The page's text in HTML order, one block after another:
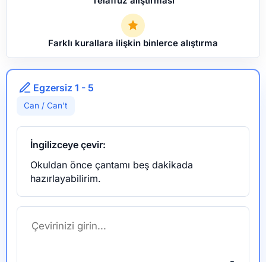
Farklı kurallara ilişkin binlerce alıştırma
Egzersiz 1 - 5
Can / Can't
İngilizceye çevir:
Okuldan önce çantamı beş dakikada
hazırlayabilirim.